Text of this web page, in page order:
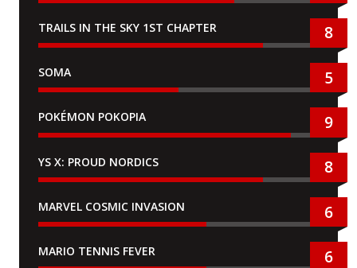
TRAILS IN THE SKY 1ST CHAPTER 8
SOMA 5
POKÉMON POKOPIA 9
YS X: PROUD NORDICS 8
MARVEL COSMIC INVASION 6
MARIO TENNIS FEVER 6